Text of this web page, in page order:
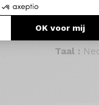
OK voor mij
Taal :